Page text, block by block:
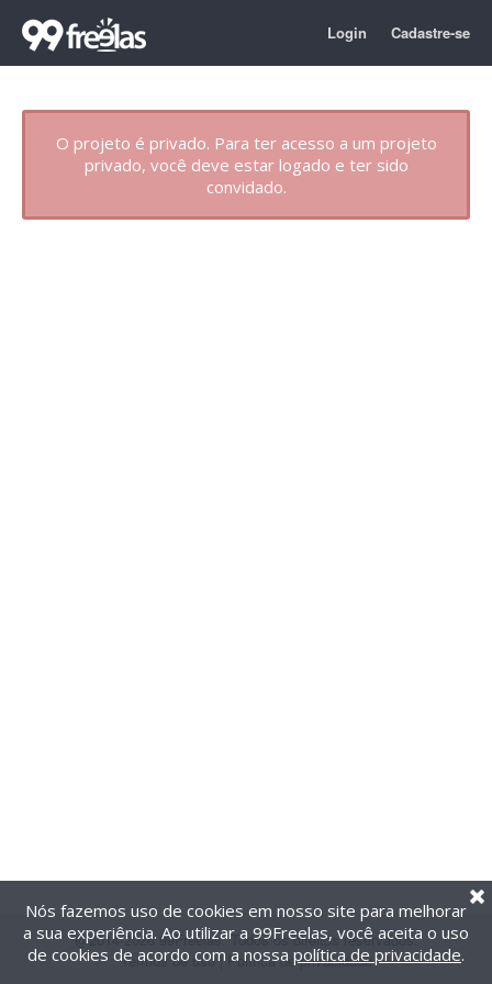
Login Cadastre-se
O projeto é privado. Para ter acesso a um projeto
privado, você deve estar logado e ter sido
convidado.
@2014-2026 99Freelas. Todos os direitos reservados.
Termos de uso| Política de privacidade
Nós fazemos uso de cookies em nosso site para melhorar
a sua experiência. Ao utilizar a 99Freelas, você aceita o uso
de cookies de acordo com a nossa política de privacidade.